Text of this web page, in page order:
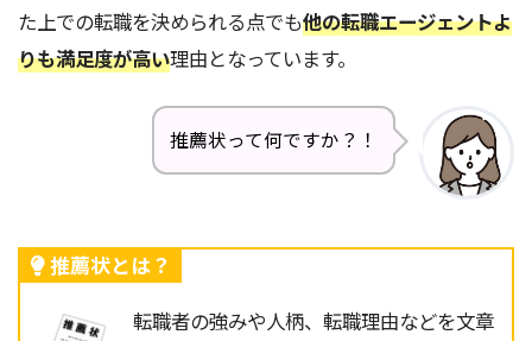
た上での転職を決められる点でも他の転職エージェントよ
りも満足度が高い理由となっています。
推薦状って何ですか？！
推薦状とは？
転職者の強みや人柄、転職理由などを文章